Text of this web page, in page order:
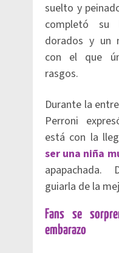
suelto y
completó su
dorados y un
con el que
rasgos.
Durante la
Perroni
está con la
ser una niña
apapachada.
guiarla de la
Fans se
embarazo